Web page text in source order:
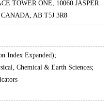
TOWER ONE, 10060 JASPER
AB T5J 3R8
Index Expanded);
Chemical & Earth Sciences;